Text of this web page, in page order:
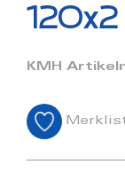
springen
KMH